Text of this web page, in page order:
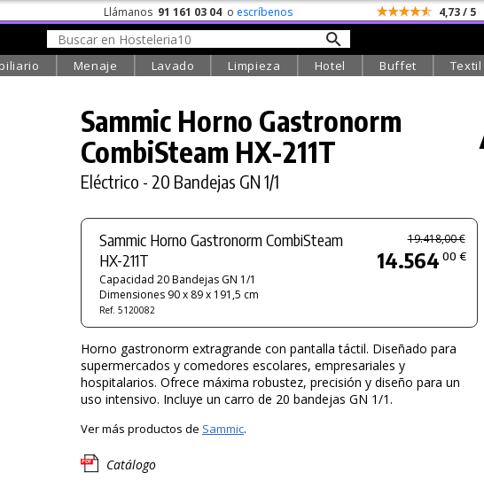
Llámanos 91 161 03 04 o escríbenos 4,73 / 5
Menaje Lavado Limpieza Hotel Buffet Textil
Sammic Horno Gastronorm
CombiSteam HX-211T
Eléctrico - 20 Bandejas GN 1/1
Sammic Horno Gastronorm CombiSteam
HX-211T
Capacidad 20 Bandejas GN 1/1
Dimensiones 90 x 89 x 191,5 cm
Ref. 5120082
19.418,00 €
14.564 00 €
Horno gastronorm extragrande con pantalla táctil. Diseñado para
supermercados y comedores escolares, empresariales y
hospitalarios. Ofrece máxima robustez, precisión y diseño para un
uso intensivo. Incluye un carro de 20 bandejas GN 1/1.
Ver más productos de Sammic.
Catálogo